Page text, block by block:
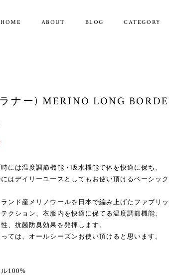
HOME ABOUT BLOG CATEGORY
ナー) MERINO LONG
には温度調節機能・吸水機能で体を快適に保ち、
はデイリーユースとしてもお使い頂けるベーシッ
ンド産メリノウールを日本で編み上げたファブリッ
クション、衣服内を快適に保てる温度調節機能、
、抗菌防臭効果を発揮します。
ては、オールシーズンお使い頂けると思います。
100%